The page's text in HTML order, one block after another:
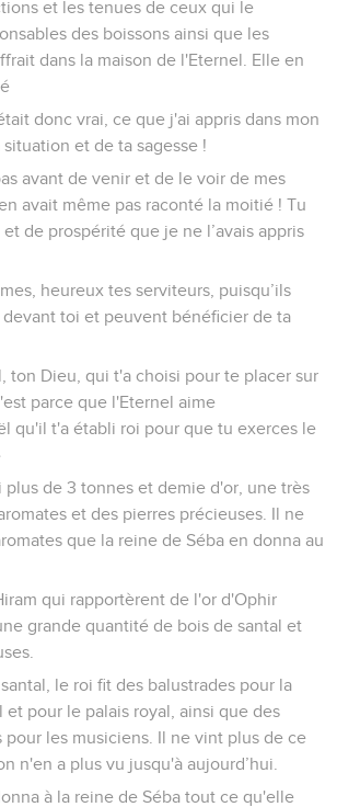
et les tenues de ceux qui le
des boissons ainsi que les
dans la maison de l'Eternel. Elle en
donc vrai, ce que j'ai appris dans mon
et de ta sagesse !
avant de venir et de le voir de mes
avait même pas raconté la moitié ! Tu
et de prospérité que je ne l’avais appris
heureux tes serviteurs, puisqu’ils
toi et peuvent bénéficier de ta
ton Dieu, qui t'a choisi pour te placer sur
parce que l'Eternel aime
qu'il t'a établi roi pour que tu exerces le
plus de 3 tonnes et demie d'or, une très
et des pierres précieuses. Il ne
que la reine de Séba en donna au
qui rapportèrent de l'or d'Ophir
grande quantité de bois de santal et
le roi fit des balustrades pour la
et pour le palais royal, ainsi que des
pour les musiciens. Il ne vint plus de ce
n'en a plus vu jusqu'à aujourd’hui.
à la reine de Séba tout ce qu'elle